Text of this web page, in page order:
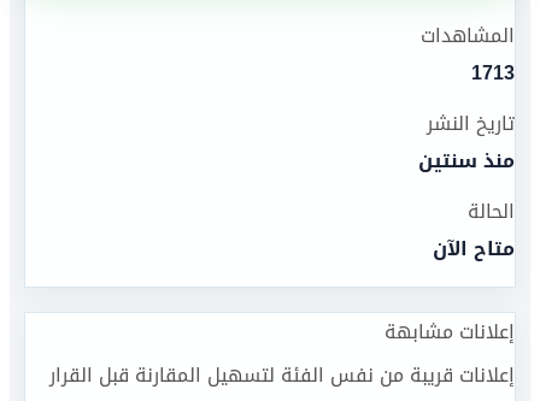
المشاهدات
1713
تاريخ النشر
منذ سنتين
الحالة
متاح الآن
إعلانات مشابهة
إعلانات قريبة من نفس الفئة لتسهيل المقارنة قبل القرار